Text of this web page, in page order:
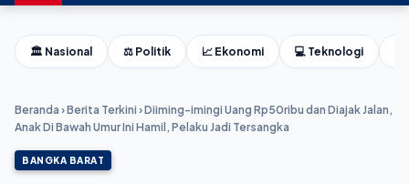
🏛️ Nasional ⚖️ Politik 📈 Ekonomi 💻 Teknologi
Beranda ›Berita Terkini ›Diiming-imingi Uang Rp50ribu dan Diajak Jalan,
Anak Di Bawah Umur Ini Hamil, Pelaku Jadi Tersangka
BANGKA BARAT